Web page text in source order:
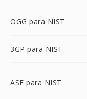
OGG para NIST
3GP para NIST
ASF para NIST